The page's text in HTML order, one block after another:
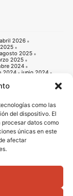
como las
del dispositivo. El
datos como
únicas en este
afectar
abril 2026
agosto 2025
2025
2024
2024
junio 2024
2023
abril 2023
agosto 2022
2022
2021
junio 2021
enero 2021
2020
abril 2020
2018